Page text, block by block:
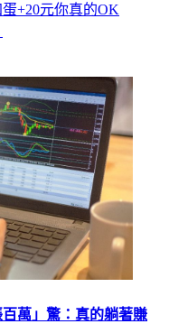
+20元你真的OK
萬」驚：真的躺著賺